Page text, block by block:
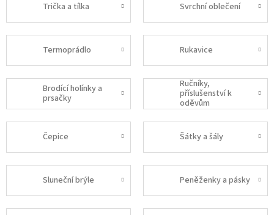
Trička a tílka Svrchní oblečení
Termoprádlo Rukavice
Brodící holínky a
prsačky
Ručníky,
příslušenství k
oděvům
Čepice Šátky a šály
Sluneční brýle Peněženky a pásky